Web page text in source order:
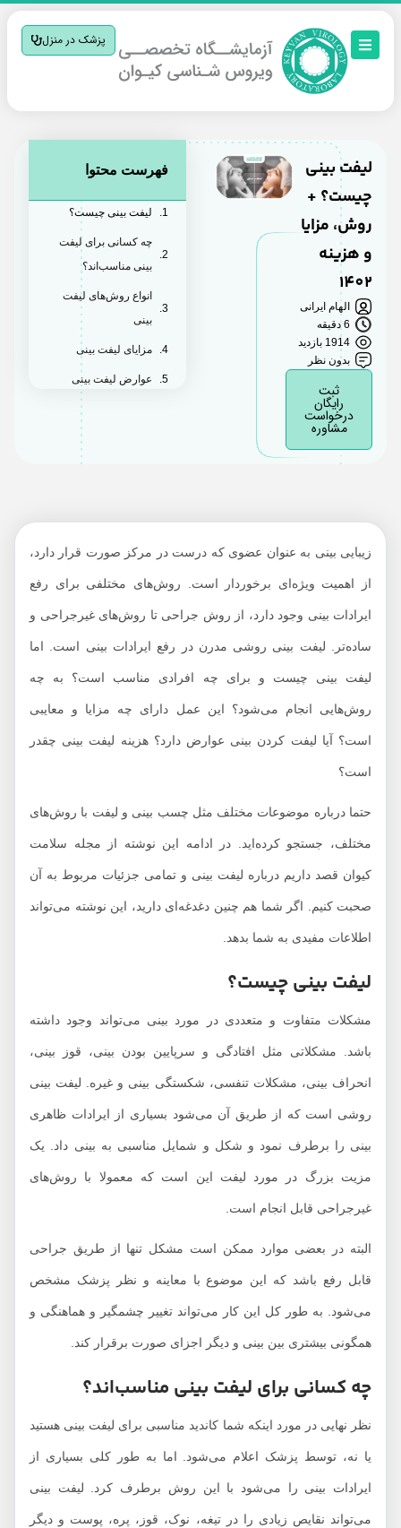
پزشک در منزل
لیفت بینی
چیست؟ +
روش، مزایا
و هزینه
1402
الهام ایرانی
6 دقیقه
1914 بازدید
بدون نظر
رایگان
درخواست
مشاوره
فهرست محتوا
لیفت بینی چیست؟
چه کسانی برای لیفت
بینی مناسب‌اند؟
انواع روش‌های لیفت
مزایای لیفت بینی
عوارض لیفت بینی
مراقبت‌های بعد از لیفت
زیبایی بینی به عنوان عضوی که درست در مرکز صورت قرار دارد،
از اهمیت ویژه‌ای برخوردار است. روش‌های مختلفی برای رفع
ایرادات بینی وجود دارد، از روش جراحی تا روش‌های غیرجراحی و
ساده‌تر. لیفت بینی روشی مدرن در رفع ایرادات بینی است. اما
لیفت بینی چیست و برای چه افرادی مناسب است؟ به چه
روش‌هایی انجام می‌شود؟ این عمل دارای چه مزایا و معایبی
است؟ آیا لیفت کردن بینی عوارض دارد؟ هزینه لیفت بینی چقدر
است؟
حتما درباره موضوعات مختلف مثل چسب بینی و لیفت با روش‌های
مختلف، جستجو کرده‌اید. در ادامه این نوشته از مجله سلامت
کیوان قصد داریم درباره لیفت بینی و تمامی جزئیات مربوط به آن
صحبت کنیم. اگر شما هم چنین دغدغه‌ای دارید، این نوشته می‌تواند
اطلاعات مفیدی به شما بدهد.
لیفت بینی چیست؟
مشکلات متفاوت و متعددی در مورد بینی می‌تواند وجود داشته
باشد. مشکلاتی مثل افتادگی و سرپایین بودن بینی، قوز بینی،
انحراف بینی، مشکلات تنفسی، شکستگی بینی و غیره. لیفت بینی
روشی است که از طریق آن می‌شود بسیاری از ایرادات ظاهری
بینی را برطرف نمود و شکل و شمایل مناسبی به بینی داد. یک
مزیت بزرگ در مورد لیفت این است که معمولا با روش‌های
غیرجراحی قابل انجام است.
البته در بعضی موارد ممکن است مشکل تنها از طریق جراحی
قابل رفع باشد که این موضوع با معاینه و نظر پزشک مشخص
می‌شود. به طور کل این کار می‌تواند تغییر چشمگیر و هماهنگی و
همگونی بیشتری بین بینی و دیگر اجزای صورت برقرار کند.
چه کسانی برای لیفت بینی مناسب‌اند؟
نظر نهایی در مورد اینکه شما کاندید مناسبی برای لیفت بینی هستید
یا نه، توسط پزشک اعلام می‌شود. اما به طور کلی بسیاری از
ایرادات بینی را می‌شود با این روش برطرف کرد. لیفت بینی
می‌تواند نقایص زیادی را در تیغه، نوک، قوز، پره، پوست و دیگر